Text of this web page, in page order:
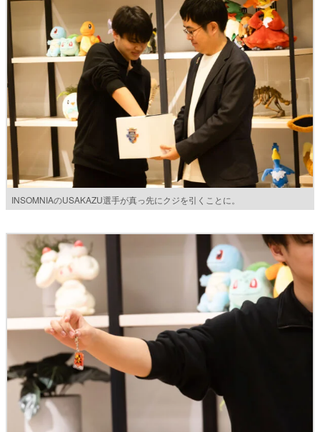
INSOMNIAのUSAKAZU選手が真っ先にクジを引くことに。